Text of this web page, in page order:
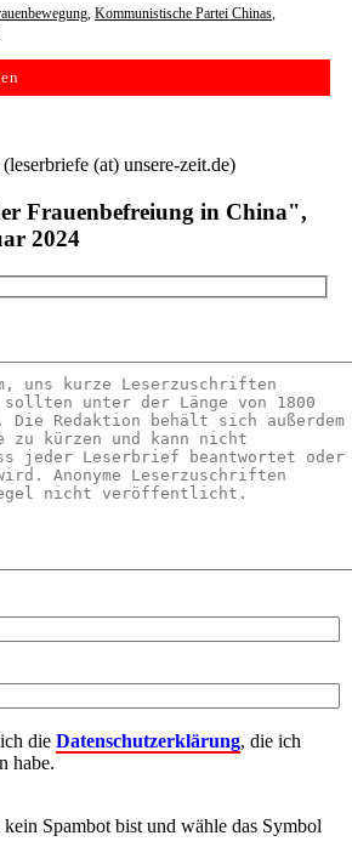
, Kommunistische Partei Chinas,
(at) unsere-zeit.de)
Frauenbefreiung in China",
2024
die Datenschutzerklärung, die ich
habe.
Spambot bist und wähle das Symbol